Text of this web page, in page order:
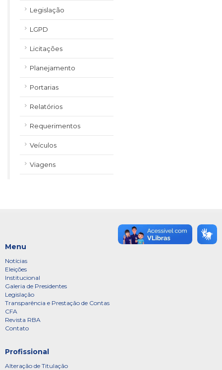
Legislação
LGPD
Licitações
Planejamento
Portarias
Relatórios
Requerimentos
Veículos
Viagens
Menu
Notícias
Eleições
Institucional
Galeria de Presidentes
Legislação
Transparência e Prestação de Contas
CFA
Revista RBA
Contato
Profissional
Alteração de Titulação